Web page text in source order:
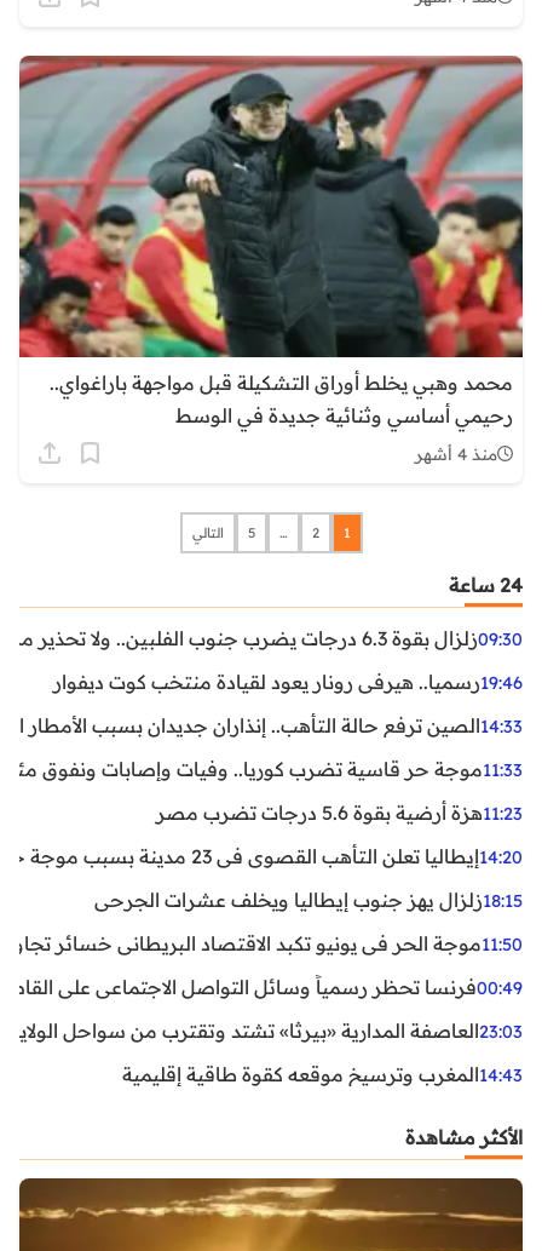
محمد وهبي يخلط أوراق التشكيلة قبل مواجهة باراغواي..
رحيمي أساسي وثنائية جديدة في الوسط
منذ 4 أشهر
1
2
…
5 التالي
24 ساعة
09:30زلزال بقوة 6.3 درجات يضرب جنوب الفلبين.. ولا تحذير من تسونامي حتى الآن
19:46رسميا.. هيرفي رونار يعود لقيادة منتخب كوت ديفوار
14:33الصين ترفع حالة التأهب.. إنذاران جديدان بسبب الأمطار
11:33موجة حر قاسية تضرب كوريا.. وفيات وإصابات ونفوق مئات
11:23هزة أرضية بقوة 5.6 درجات تضرب مصر
14:20إيطاليا تعلن التأهب القصوى في 23 مدينة بسبب موجة حر شديدة
18:15زلزال يهز جنوب إيطاليا ويخلف عشرات الجرحى
11:50موجة الحر في يونيو تكبد الاقتصاد البريطاني خسائر تجاوزت 1.5 مليار
00:49فرنسا تحظر رسمياً وسائل التواصل الاجتماعي على القاصرين
23:03العاصفة المدارية «بيرثا» تشتد وتقترب من سواحل
14:43المغرب وترسيخ موقعه كقوة طاقية إقليمية
الأكثر مشاهدة